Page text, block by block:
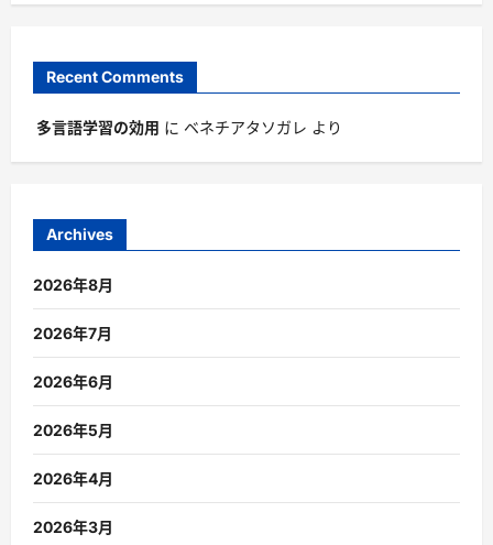
Recent Comments
多言語学習の効用 に ベネチアタソガレ より
Archives
2026年8月
2026年7月
2026年6月
2026年5月
2026年4月
2026年3月